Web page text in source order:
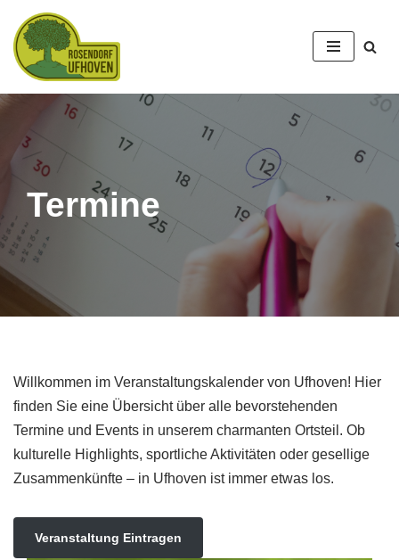
Zum
Inhalt
springen
Termine
Willkommen im Veranstaltungskalender von Ufhoven! Hier
finden Sie eine Übersicht über alle bevorstehenden
Termine und Events in unserem charmanten Ortsteil. Ob
kulturelle Highlights, sportliche Aktivitäten oder gesellige
Zusammenkünfte – in Ufhoven ist immer etwas los.
Veranstaltung Eintragen